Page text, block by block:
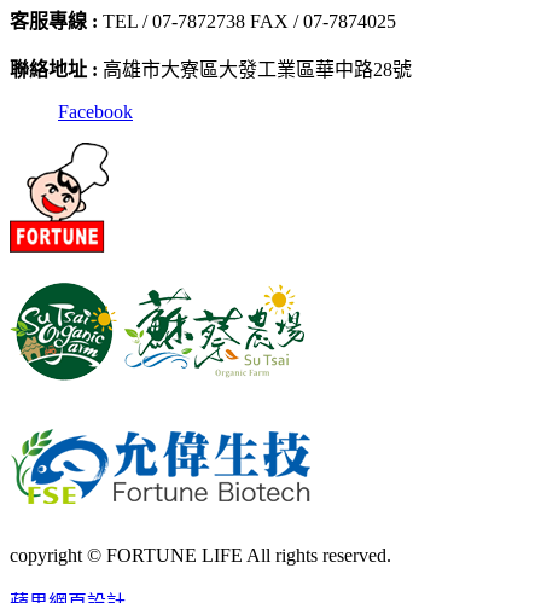
客服專線 : TEL / 07-7872738 FAX / 07-7874025
聯絡地址 : 高雄市大寮區大發工業區華中路28號
Facebook
copyright © FORTUNE LIFE All rights reserved.